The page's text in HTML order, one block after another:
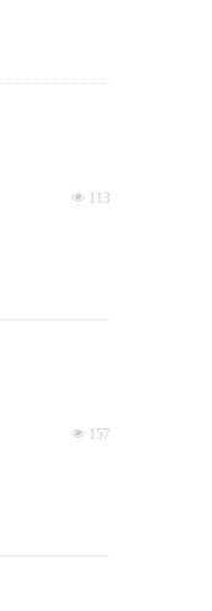
넶 113
넶 157